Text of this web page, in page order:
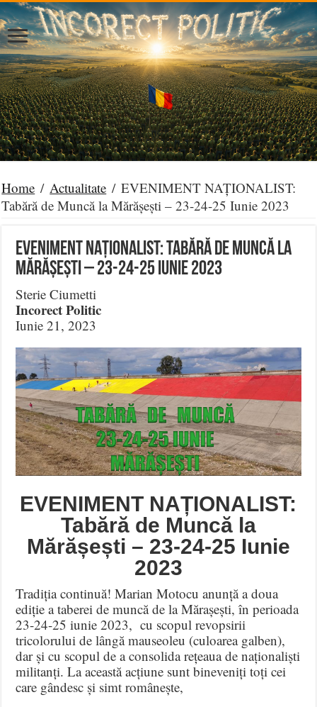
Home / Actualitate / EVENIMENT NAȚIONALIST:
Tabără de Muncă la Mărășești – 23-24-25 Iunie 2023
EVENIMENT NAȚIONALIST: Tabără de Muncă la
Mărășești – 23-24-25 Iunie 2023
Sterie Ciumetti
Incorect Politic
Iunie 21, 2023
EVENIMENT NAȚIONALIST:
Tabără de Muncă la
Mărășești – 23-24-25 Iunie
2023
Tradiția continuă! Marian Motocu anunță a doua
ediție a taberei de muncă de la Mărașești, în perioada
23-24-25 iunie 2023, cu scopul revopsirii
tricolorului de lângă mauseoleu (culoarea galben),
dar și cu scopul de a consolida rețeaua de naționaliști
militanți. La această acțiune sunt bineveniți toți cei
care gândesc și simt românește,